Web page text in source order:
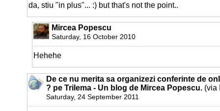
da, stiu "in plus"... :) but that's not the point..
Mircea Popescu
Saturday, 16 October 2010
Hehehe
De ce nu merita sa organizezi conferinte de
? pe Trilema - Un blog de Mircea Popescu. (via
Saturday, 24 September 2011